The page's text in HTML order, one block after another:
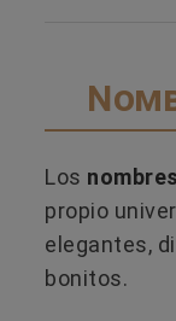
Los
propio
elegantes,
bonitos.